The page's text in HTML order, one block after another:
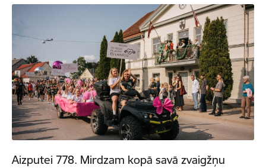
Aizputei 778. Mirdzam kopā savā zvaigžņu